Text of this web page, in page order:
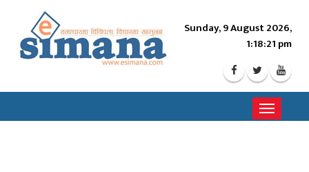
Sunday, 9 August 2026,
1:18:23 pm
Toggle